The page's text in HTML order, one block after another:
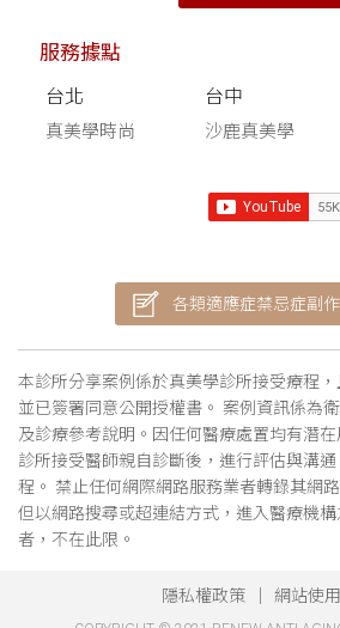
服務據點
台北
真美學時尚
台中
沙鹿真美學
各類適應症禁忌症副
本診所分享案例係於真美學診所接受療程，
並已簽署同意公開授權書。 案例資訊係為
及診療參考說明。因任何醫療處置均有潛
診所接受醫師親自診斷後，進行評估與溝
程。 禁止任何網際網路服務業者轉錄其網
但以網路搜尋或超連結方式，進入醫療機
者，不在此限。
隱私權政策 網站使